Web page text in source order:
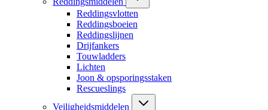
Reddingsvlotten
Reddingsboeien
Reddingslijnen
Drijfankers
Touwladders
Lichten
Joon & opsporingsstaken
Rescueslings
Veiligheidsmiddelen